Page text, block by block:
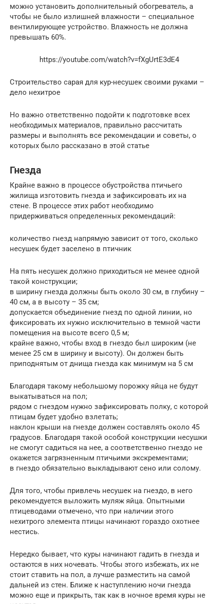
можно установить дополнительный обогреватель, а
чтобы не было излишней влажности – специальное
вентилирующее устройство. Влажность не должна
превышать 60%.
https://youtube.com/watch?v=fXgUrtE3dE4
Строительство сарая для кур-несушек своими руками –
дело нехитрое
Но важно ответственно подойти к подготовке всех
необходимых материалов, правильно рассчитать
размеры и выполнять все рекомендации и советы, о
которых было рассказано в этой статье
Гнезда
Крайне важно в процессе обустройства птичьего
жилища изготовить гнезда и зафиксировать их на
стене. В процессе этих работ необходимо
придерживаться определенных рекомендаций:
количество гнезд напрямую зависит от того, сколько
несушек будет заселено в птичник
На пять несушек должно приходиться не менее одной
такой конструкции;
в ширину гнезда должны быть около 30 см, в глубину –
40 см, а в высоту – 35 см;
допускается объединение гнезд по одной линии, но
фиксировать их нужно исключительно в темной части
помещения на высоте всего 0,5 м;
крайне важно, чтобы вход в гнездо был широким (не
менее 25 см в ширину и высоту). Он должен быть
приподнятым от днища гнезда как минимум на 5 см
Благодаря такому небольшому порожку яйца не будут
выкатываться на пол;
рядом с гнездом нужно зафиксировать полку, с которой
птицам будет удобно взлетать;
наклон крыши на гнезде должен составлять около 45
градусов. Благодаря такой особой конструкции несушки
не смогут садиться на нее, а соответственно гнездо не
окажется загрязненным птичьими экскрементами;
в гнездо обязательно выкладывают сено или солому.
Для того, чтобы привлечь несушек на гнездо, в него
рекомендуется выложить муляж яйца. Опытными
птицеводами отмечено, что при наличии этого
нехитрого элемента птицы начинают гораздо охотнее
нестись.
Нередко бывает, что куры начинают гадить в гнезда и
остаются в них ночевать. Чтобы этого избежать, их не
стоит ставить на пол, а лучше разместить на самой
дальней из стен. Ближе к наступлению ночи гнезда
можно еще и прикрыть, так как в ночное время куры не